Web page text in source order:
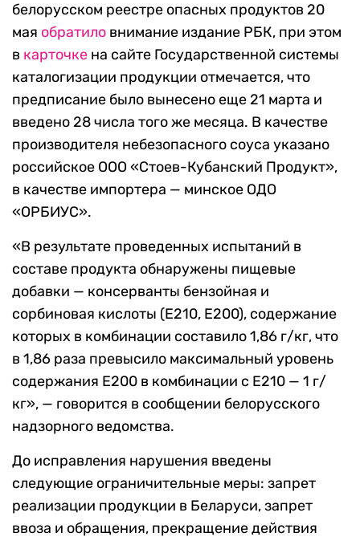
белорусском реестре опасных продуктов 20
мая обратило внимание издание РБК, при этом
в карточке на сайте Государственной системы
каталогизации продукции отмечается, что
предписание было вынесено еще 21 марта и
введено 28 числа того же месяца. В качестве
производителя небезопасного соуса указано
российское ООО «Стоев-Кубанский Продукт»,
в качестве импортера — минское ОДО
«ОРБИУС».
«В результате проведенных испытаний в
составе продукта обнаружены пищевые
добавки — консерванты бензойная и
сорбиновая кислоты (Е210, Е200), содержание
которых в комбинации составило 1,86 г/кг, что
в 1,86 раза превысило максимальный уровень
содержания Е200 в комбинации с Е210 — 1 г/
кг», — говорится в сообщении белорусского
надзорного ведомства.
До исправления нарушения введены
следующие ограничительные меры: запрет
реализации продукции в Беларуси, запрет
ввоза и обращения, прекращение действия